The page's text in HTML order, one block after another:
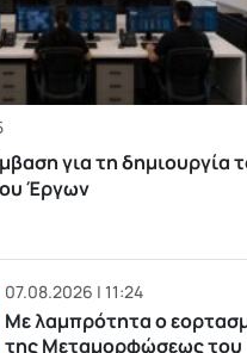
για τη δημιουργία
Έργων
07.08.2026 | 11:24
Με λαμπρότητα ο
της Μεταμορφώσεως του